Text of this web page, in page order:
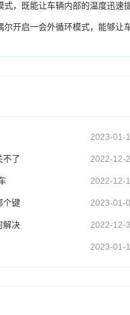
式，既能让车辆内部的温度迅
开启一会外循环模式，能够让
2023-01-
不了 2022-12-
2022-12-
个键 2023-01-
解决 2022-12-
2023-01-